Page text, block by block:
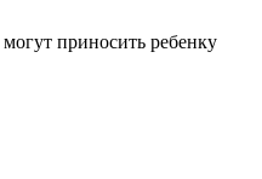
приносить ребенку